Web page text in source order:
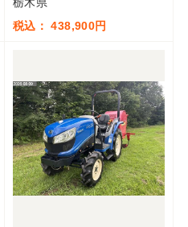
税込： 438,900円